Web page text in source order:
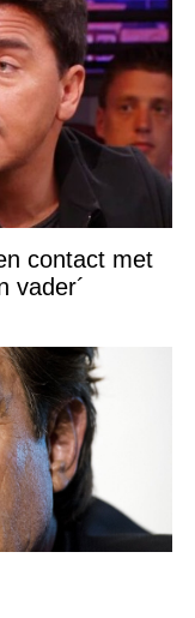
contact met
vader´